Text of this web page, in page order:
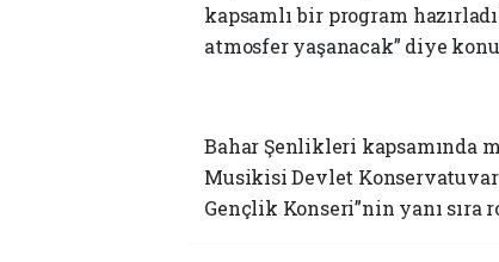
kapsamlı bir program
atmosfer yaşanacak” diye
Bahar Şenlikleri kapsamında
Musikisi Devlet
Gençlik Konseri”nin yanı sıra